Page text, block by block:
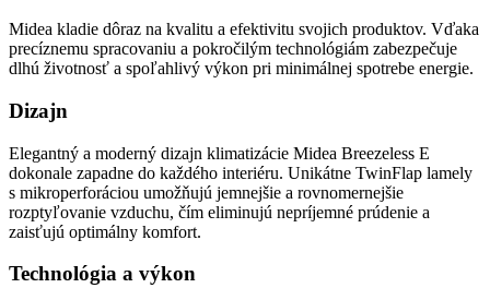
Midea kladie dôraz na kvalitu a efektivitu svojich produktov. Vďaka
precíznemu spracovaniu a pokročilým technológiám zabezpečuje
dlhú životnosť a spoľahlivý výkon pri minimálnej spotrebe energie.
Dizajn
Elegantný a moderný dizajn klimatizácie Midea Breezeless E
dokonale zapadne do každého interiéru. Unikátne TwinFlap lamely
s mikroperforáciou umožňujú jemnejšie a rovnomernejšie
rozptyľovanie vzduchu, čím eliminujú nepríjemné prúdenie a
zaisťujú optimálny komfort.
Technológia a výkon